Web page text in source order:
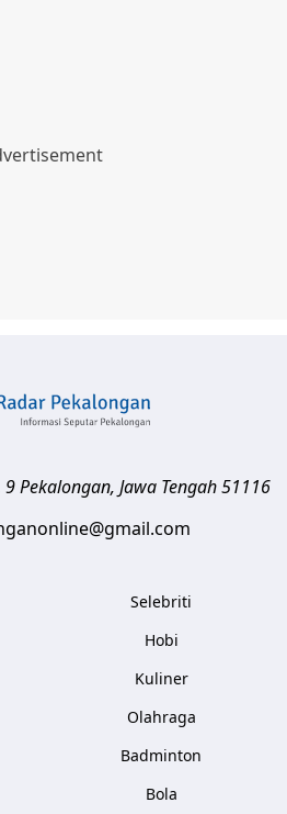
9Pekalongan, Jawa Tengah51116
Selebriti
Hobi
Kuliner
Olahraga
Badminton
Bola